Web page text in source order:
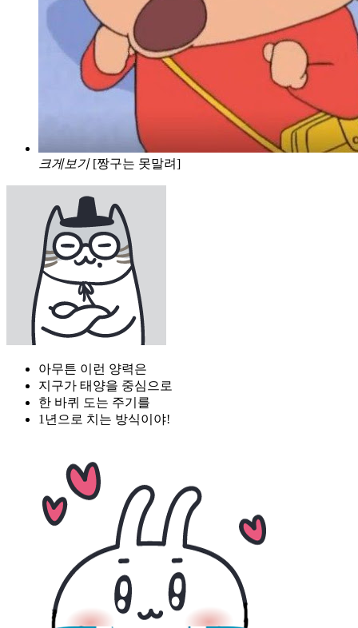
크게보기 [짱구는 못말려]
아무튼 이런 양력은
지구가 태양을 중심으로
한 바퀴 도는 주기를
1년으로 치는 방식이야!